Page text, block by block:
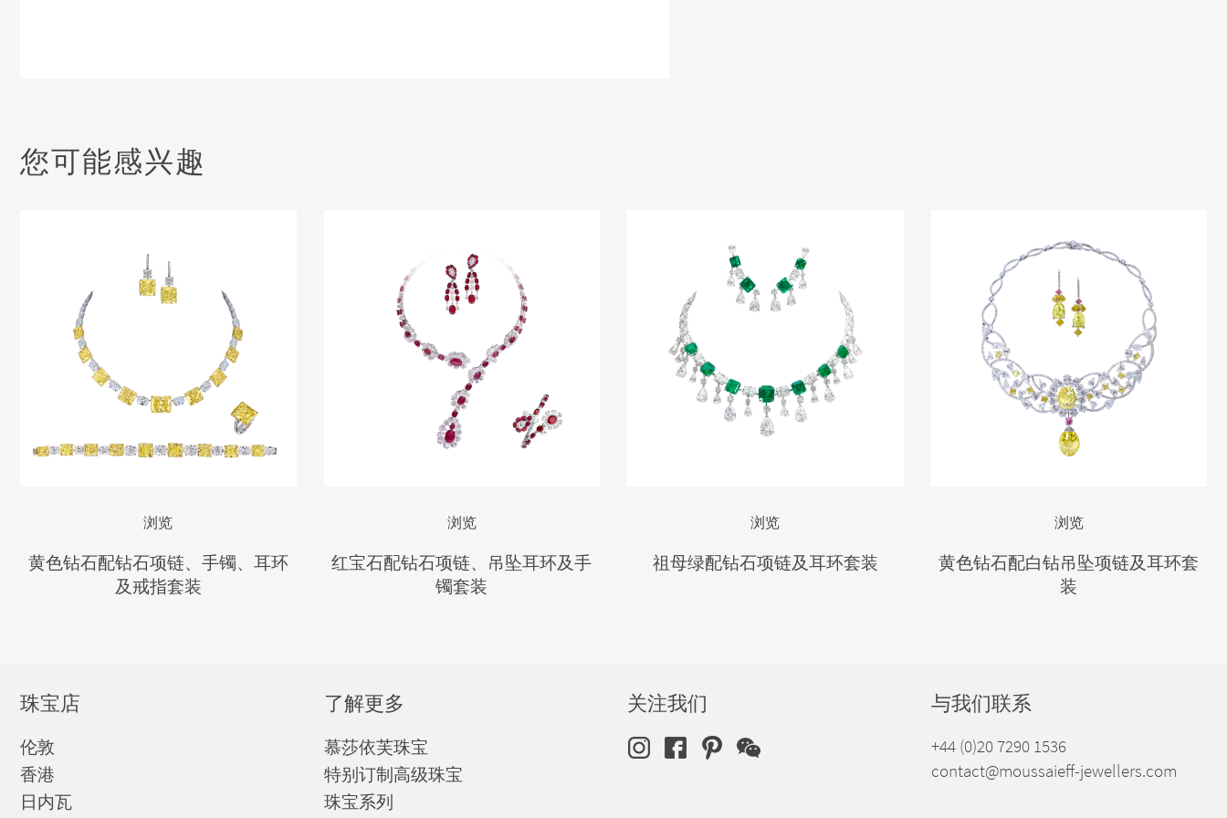
您可能感兴趣
浏览
黄色钻石配钻石项链、手镯、耳环
及戒指套装
浏览
红宝石配钻石项链、吊坠耳环及手
镯套装
浏览
祖母绿配钻石项链及耳环套装
浏览
黄色钻石配白钻吊坠项链及耳环套
装
珠宝店
伦敦
香港
日内瓦
了解更多
慕莎依芙珠宝
特别订制高级珠宝
珠宝系列
关注我们 与我们联系
+44 (0)20 7290 1536
contact@moussaieff-jewellers.com